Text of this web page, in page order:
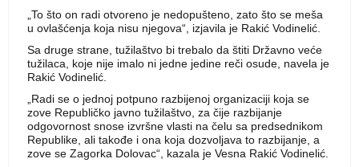
„To što on radi otvoreno je nedopušteno, zato što se meša
u ovlašćenja koja nisu njegova“, izjavila je Rakić Vodinelić.
Sa druge strane, tužilaštvo bi trebalo da štiti Državno veće
tužilaca, koje nije imalo ni jedne jedine reči osude, navela je
Rakić Vodinelić.
„Radi se o jednoj potpuno razbijenoj organizaciji koja se
zove Republičko javno tužilaštvo, za čije razbijanje
odgovornost snose izvršne vlasti na čelu sa predsednikom
Republike, ali takođe i ona koja dozvoljava to razbijanje, a
zove se Zagorka Dolovac“, kazala je Vesna Rakić Vodinelić.